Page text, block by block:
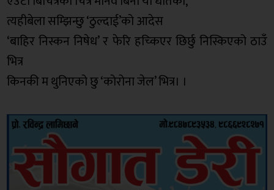
त्यहीबेला सम्झिन्छु ‘ठुल्दाई’को आदेस
‘बाहिर निस्कन निषेध’ र फेरि हच्किएर छिर्छु निस्किएको ठाउँ
भित्र
किनकी म थुनिएको छु ‘कोरोना जेल’ भित्र। ।